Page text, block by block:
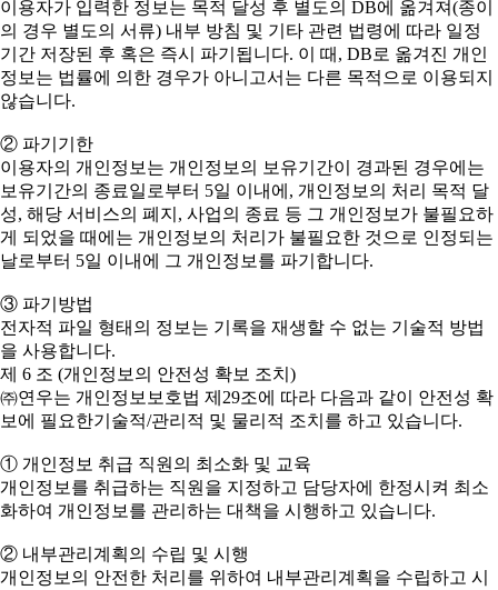
이용자가 입력한 정보는 목적 달성 후 별도의 DB에 옮겨져(종이
의 경우 별도의 서류) 내부 방침 및 기타 관련 법령에 따라 일정
기간 저장된 후 혹은 즉시 파기됩니다. 이 때, DB로 옮겨진 개인
정보는 법률에 의한 경우가 아니고서는 다른 목적으로 이용되지
않습니다.
② 파기기한
이용자의 개인정보는 개인정보의 보유기간이 경과된 경우에는
보유기간의 종료일로부터 5일 이내에, 개인정보의 처리 목적 달
성, 해당 서비스의 폐지, 사업의 종료 등 그 개인정보가 불필요하
게 되었을 때에는 개인정보의 처리가 불필요한 것으로 인정되는
날로부터 5일 이내에 그 개인정보를 파기합니다.
③ 파기방법
전자적 파일 형태의 정보는 기록을 재생할 수 없는 기술적 방법
을 사용합니다.
제 6 조 (개인정보의 안전성 확보 조치)
㈜연우는 개인정보보호법 제29조에 따라 다음과 같이 안전성 확
보에 필요한기술적/관리적 및 물리적 조치를 하고 있습니다.
① 개인정보 취급 직원의 최소화 및 교육
개인정보를 취급하는 직원을 지정하고 담당자에 한정시켜 최소
화하여 개인정보를 관리하는 대책을 시행하고 있습니다.
② 내부관리계획의 수립 및 시행
개인정보의 안전한 처리를 위하여 내부관리계획을 수립하고 시